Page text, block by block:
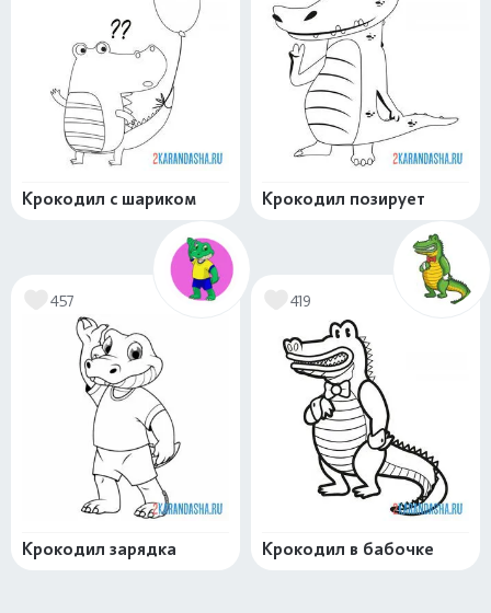
Крокодил с шариком Крокодил позирует
457
Крокодил зарядка
419
Крокодил в бабочке